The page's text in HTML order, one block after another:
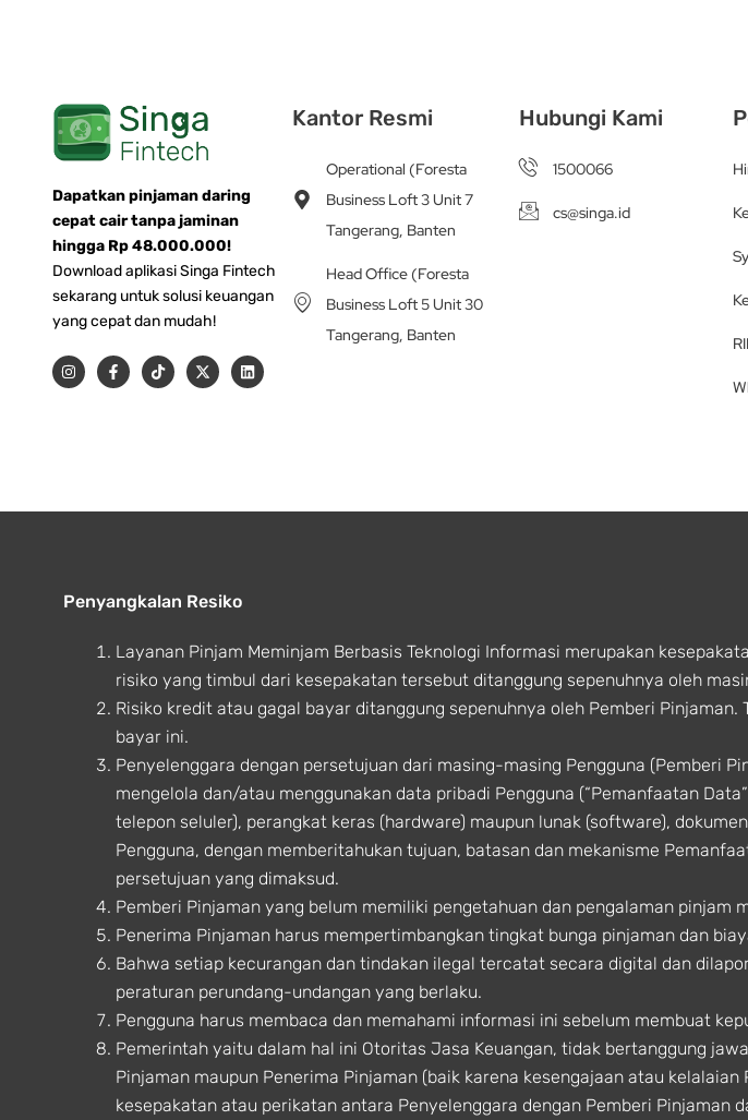
Dapatkan pinjaman daring
cepat cair tanpa jaminan
hingga Rp 48.000.000!
Download aplikasi Singa Fintech
sekarang untuk solusi keuangan
yang cepat dan mudah!
I
n
s
F
a
c
T
i
k
X
-
t
L
i
n
Kantor Resmi
Operational (Foresta
Business Loft 3 Unit 7
Tangerang, Banten
Head Office (Foresta
Business Loft 5 Unit 30
Tangerang, Banten
Hubungi Kami
1500066
cs@singa.id
Penyangkalan Resiko
Layanan Pinjam Meminjam Berbasis Teknologi Informasi merupakan
risiko yang timbul dari kesepakatan tersebut ditanggung sepenuhnya oleh
Risiko kredit atau gagal bayar ditanggung sepenuhnya oleh Pemberi
bayar ini.
Penyelenggara dengan persetujuan dari masing-masing Pengguna (Pemberi
mengelola dan/atau menggunakan data pribadi Pengguna (“Pemanfaatan
telepon seluler), perangkat keras (hardware) maupun lunak (software),
Pengguna, dengan memberitahukan tujuan, batasan dan mekanisme
persetujuan yang dimaksud.
Pemberi Pinjaman yang belum memiliki pengetahuan dan pengalaman pinjam
Penerima Pinjaman harus mempertimbangkan tingkat bunga pinjaman dan
Bahwa setiap kecurangan dan tindakan ilegal tercatat secara digital dan
peraturan perundang-undangan yang berlaku.
Pengguna harus membaca dan memahami informasi ini sebelum membuat
Pemerintah yaitu dalam hal ini Otoritas Jasa Keuangan, tidak bertanggung
Pinjaman maupun Penerima Pinjaman (baik karena kesengajaan atau
kesepakatan atau perikatan antara Penyelenggara dengan Pemberi Pinjaman